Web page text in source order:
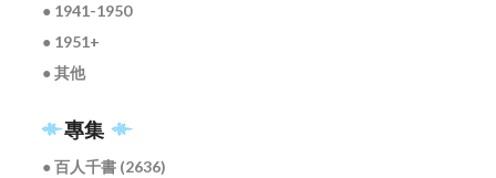
● 1941-1950
● 1951+
● 其他
專集
● 百人千書 (2636)